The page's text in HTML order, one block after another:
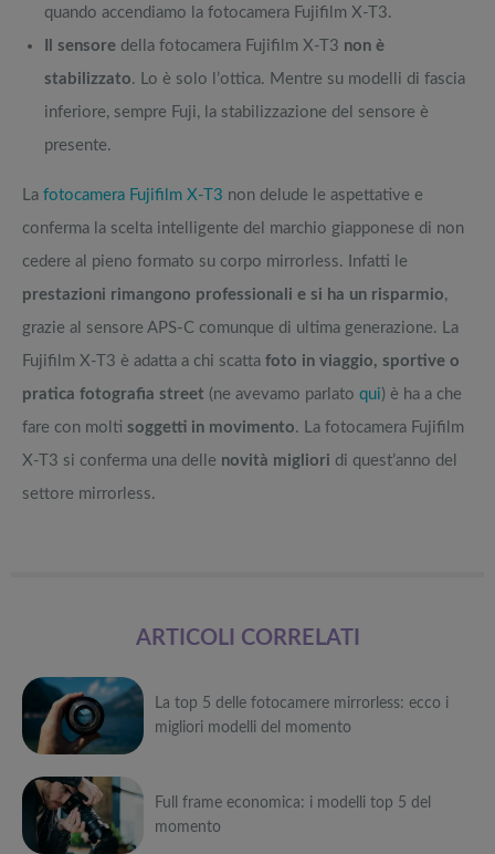
quando accendiamo la fotocamera Fujifilm X-T3.
Il sensore della fotocamera Fujifilm X-T3 non è
stabilizzato. Lo è solo l’ottica. Mentre su modelli di fascia
inferiore, sempre Fuji, la stabilizzazione del sensore è
presente.
La fotocamera Fujifilm X-T3 non delude le aspettative e
conferma la scelta intelligente del marchio giapponese di non
cedere al pieno formato su corpo mirrorless. Infatti le
prestazioni rimangono professionali e si ha un risparmio,
grazie al sensore APS-C comunque di ultima generazione. La
Fujifilm X-T3 è adatta a chi scatta foto in viaggio, sportive o
pratica fotografia street (ne avevamo parlato qui) è ha a che
fare con molti soggetti in movimento. La fotocamera Fujifilm
X-T3 si conferma una delle novità migliori di quest’anno del
settore mirrorless.
ARTICOLI CORRELATI
interessarti anche
Attrezzi
La top 5 delle fotocamere mirrorless: ecco i
migliori modelli del momento
Full frame economica: i modelli top 5 del
momento